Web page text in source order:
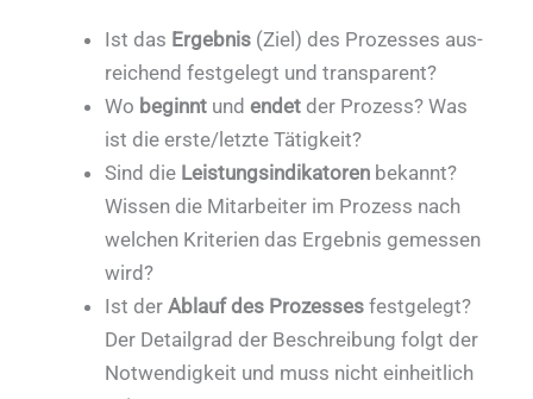
Ist das Ergebnis (Ziel) des Prozesses aus­
reichend festgelegt und trans­parent?
Wo beginnt und endet der Prozess? Was
ist die erste/letzte Tätigkeit?
Sind die Leistungsindikatoren bekannt?
Wissen die Mitarbeiter im Prozess nach
welchen Kriterien das Ergebnis gemessen
wird?
Ist der Ablauf des Prozesses festgelegt?
Der Detailgrad der Beschreibung folgt der
Notwendigkeit und muss nicht einheitlich